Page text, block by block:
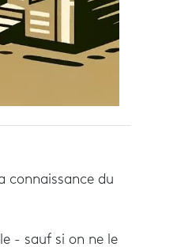
connaissance du
- sauf si on ne le